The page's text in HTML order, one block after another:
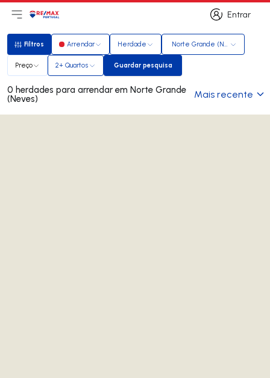
Entrar
Entrar
Abri menu principal
LogoIr para página inicial
Filtros
Filtros Arrendar Herdade Norte Grande (Neves)
Preço 2+ Quartos Guardar pesquisa
Guardar pesquisa
0 herdades para arrendar em Norte Grande
(Neves) Mais recente